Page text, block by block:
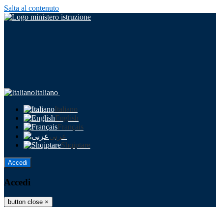
Salta al contenuto
Italiano
Italiano
English
Français
عربى
Shqiptare
Accedi
Accedi
button close ×